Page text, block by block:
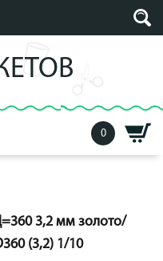
0
3,2 мм золото/
(3,2) 1/10